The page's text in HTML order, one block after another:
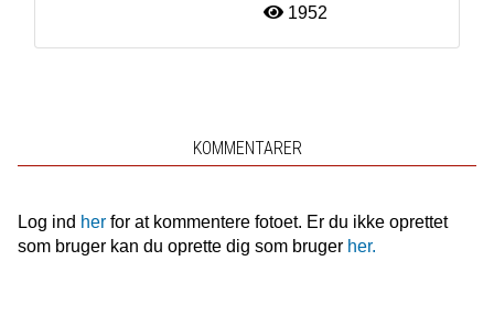
1952
KOMMENTARER
Log ind herfor at kommentere fotoet. Er du ikke oprettet
som bruger kan du oprette dig som bruger her.